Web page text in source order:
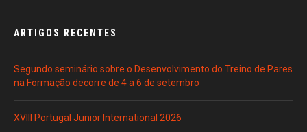
ARTIGOS RECENTES
Segundo seminário sobre o Desenvolvimento do Treino de Pares
na Formação decorre de 4 a 6 de setembro
XVIII Portugal Junior International 2026